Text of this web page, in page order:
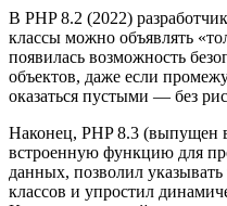
В PHP 8.2 (2022)
классы можно объявлять
появилась возможность
объектов, даже если
оказаться пустыми — без
Наконец, PHP 8.3 (выпущен
встроенную функцию для
данных, позволил
классов и упростил